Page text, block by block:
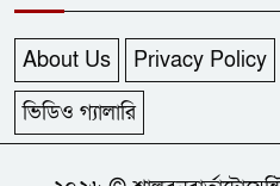
About Us Privacy Policy
ভিডিও গ্যালারি